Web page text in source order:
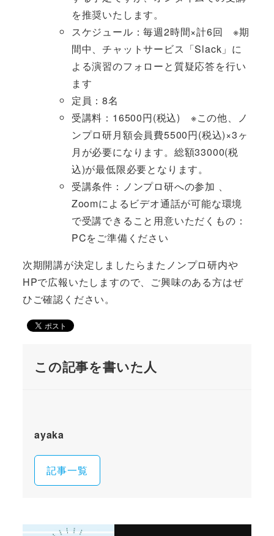
を推奨いたします。
スケジュール：毎週2時間×計6回 ※期
間中、チャットサービス「Slack」に
よる演習のフォローと質疑応答を行い
ます
定員：8名
受講料：16500円(税込) ※この他、ノ
ンプロ研月額会員費5500円(税込)×3ヶ
月が必要になります。総額33000(税
込)が最低限必要となります。
受講条件：ノンプロ研への参加 、
Zoomによるビデオ通話が可能な環境
で受講できること用意いただくもの：
PCをご準備ください
次期開講が決定しましたらまたノンプロ研内や
HPで広報いたしますので、ご興味のある方はぜ
ひご確認ください。
この記事を書いた人
ayaka
記事一覧